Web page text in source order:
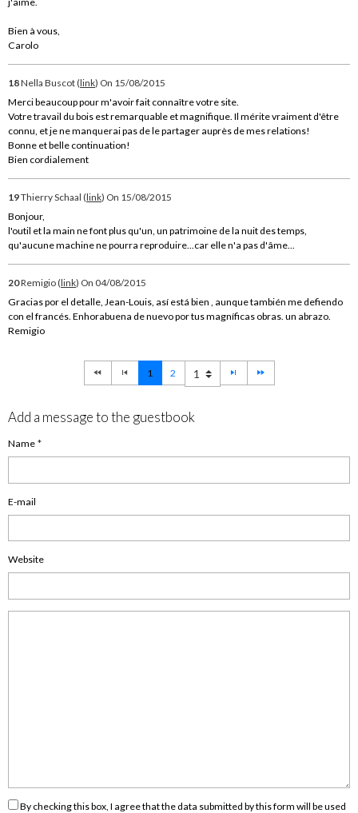
Bien à vous,
Carolo
18Nella Buscot (link) On 15/08/2015
Merci beaucoup pour m'avoir fait connaître votre site.
Votre travail du bois est remarquable et magnifique. Il mérite vraiment d'être
connu, et je ne manquerai pas de le partager auprès de mes relations!
Bonne et belle continuation!
Bien cordialement
19Thierry Schaal (link) On 15/08/2015
Bonjour,
l'outil et la main ne font plus qu'un, un patrimoine de la nuit des temps,
qu'aucune machine ne pourra reproduire...car elle n'a pas d'âme...
20Remigio (link) On 04/08/2015
Gracias por el detalle, Jean-Louis, así está bien , aunque también me defiendo
con el francés. Enhorabuena de nuevo por tus magníficas obras. un abrazo.
Remigio
1 2
Add a message to the guestbook
Name
E-mail
Website
By checking this box, I agree that the data submitted by this form will be used